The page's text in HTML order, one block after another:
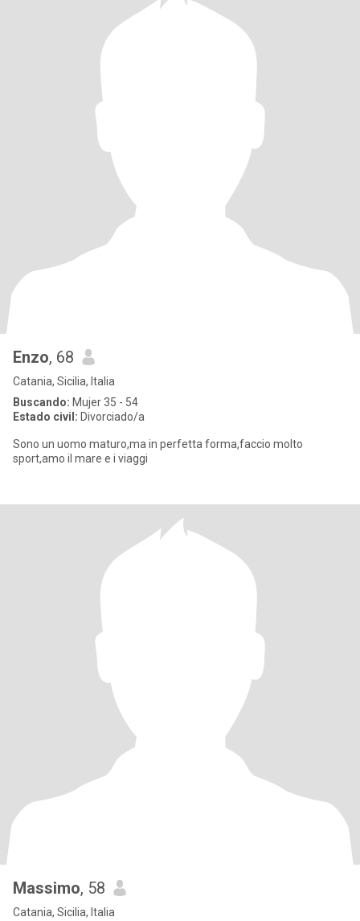
Enzo, 68
Catania, Sicilia, Italia
Buscando: Mujer 35 - 54
Estado civil: Divorciado/a
Sono un uomo maturo,ma in perfetta forma,faccio molto
sport,amo il mare e i viaggi
Massimo, 58
Catania, Sicilia, Italia